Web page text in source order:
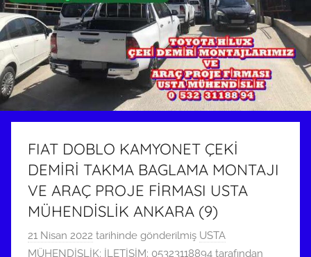
FIAT DOBLO KAMYONET ÇEKİ
DEMİRİ TAKMA BAGLAMA MONTAJI
VE ARAÇ PROJE FİRMASI USTA
MÜHENDİSLİK ANKARA (9)
21 Nisan 2022 tarihinde gönderilmiş USTA
MÜHENDİSLİK: İLETİŞİM: 05323118894 tarafından